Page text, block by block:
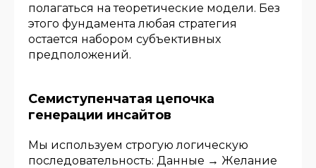
полагаться на теоретические модели. Без
этого фундамента любая стратегия
остается набором субъективных
предположений.
Семиступенчатая цепочка
генерации инсайтов
Мы используем строгую логическую
последовательность: Данные → Желание